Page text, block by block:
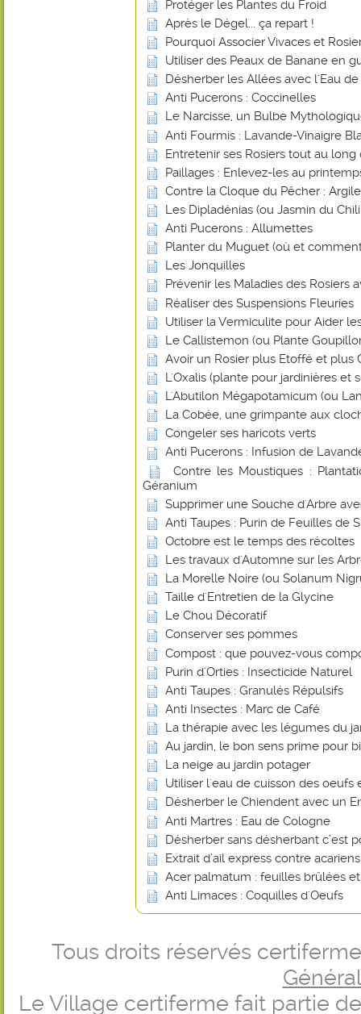
Protéger les Plantes du Froid
Après le Dégel... ça repart !
Pourquoi Associer Vivaces et
Utiliser des Peaux de Banane en
Désherber les Allées avec l'Eau
Anti Pucerons : Coccinelles
Le Narcisse, un Bulbe
Anti Fourmis : Lavande-Vinaigre
Entretenir ses Rosiers tout au long
Paillages : Enlevez-les au
Contre la Cloque du Pêcher : Argile
Les Dipladénias (ou Jasmin du
Anti Pucerons : Allumettes
Planter du Muguet (où et
Les Jonquilles
Prévenir les Maladies des Rosiers
Réaliser des Suspensions Fleuries
Utiliser la Vermiculite pour Aider
Le Callistemon (ou Plante
Avoir un Rosier plus Etoffé et plus
L'Oxalis (plante pour jardinières et
L'Abutilon Mégapotamicum (ou
La Cobée, une grimpante aux
Congeler ses haricots verts
Anti Pucerons : Infusion de
Contre les Moustiques :
Géranium
Supprimer une Souche d'Arbre
Anti Taupes : Purin de Feuilles de
Octobre est le temps des récoltes
Les travaux d'Automne sur les
La Morelle Noire (ou Solanum
Taille d'Entretien de la Glycine
Le Chou Décoratif
Conserver ses pommes
Compost : que pouvez-vous
Purin d'Orties : Insecticide Naturel
Anti Taupes : Granulés Répulsifs
Anti Insectes : Marc de Café
La thérapie avec les légumes du
Au jardin, le bon sens prime pour
La neige au jardin potager
Utiliser l'eau de cuisson des oeufs
Désherber le Chiendent avec un
Anti Martres : Eau de Cologne
Désherber sans désherbant c’est
Extrait d’ail express contre
Acer palmatum : feuilles brûlées
Anti Limaces : Coquilles d'Oeufs
Tous droits réservés
Le Village certiferme fait partie